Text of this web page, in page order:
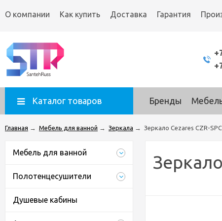
О компании Как купить Доставка Гарантия
Каталог товаров Бренды
Главная → Мебель для ванной → Зеркала → Зеркало Cezares CZR-
Мебель для ванной
Полотенцесушители
Душевые кабины